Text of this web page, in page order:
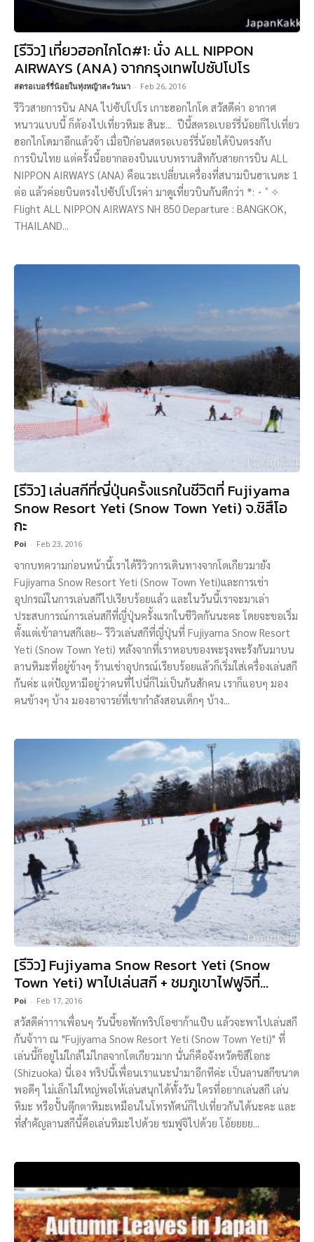
[รีวิว] เที่ยวฮอกไกโด#1: นั่ง ALL NIPPON
AIRWAYS (ANA) จากกรุงเทพไปซัปโปโร
สตรอเบอร์รี่น้อยในทุ่งหญ้าสะวันนา - Feb 26, 2016
รีวิวสายการบิน ANA ไปซัปโปโร เกาะฮอกไกโด สวัสดีค่า อากาศ
หนาวแบบนี้ ก็ต้องไปเที่ยวหิมะ สินะ... ปีนี้สตรอเบอร์รี่น้อยก็ไปเที่ยว
ฮอกไกโดมาอีกแล้วจ้า เมื่อปีก่อนสตรอเบอร์รี่น้อยได้บินตรงกับ
การบินไทย แต่ครั้งนี้อยากลองบินแบบทรานสิทกับสายการบิน ALL
NIPPON AIRWAYS (ANA) คือแวะเปลี่ยนเครื่องที่สนามบินฮาเนดะ 1
ต่อ แล้วค่อยบินตรงไปซัปโปโรค่า มาดูเที่ยวบินกันดีกว่า *:・ﾟ✧
Flight ALL NIPPON AIRWAYS NH 850 Departure : BANGKOK,
THAILAND...
[รีวิว] เล่นสกีที่ญี่ปุ่นครั้งแรกในชีวิตที่ Fujiyama
Snow Resort Yeti (Snow Town Yeti) จ.ชิสึโอ
กะ
Poi - Feb 23, 2016
จากบทความก่อนหน้านี้เราได้รีวิวการเดินทางจากโตเกียวมายัง
Fujiyama Snow Resort Yeti (Snow Town Yeti)และการเช่า
อุปกรณ์ในการเล่นสกีไปเรียบร้อยแล้ว และในวันนี้เราจะมาเล่า
ประสบการณ์การเล่นสกีที่ญี่ปุ่นครั้งแรกในชีวิตกันนะคะ โดยจะขอเริ่ม
ตั้งแต่เข้าลานสกีเลย~ รีวิวเล่นสกีที่ญี่ปุ่นที่ Fujiyama Snow Resort
Yeti (Snow Town Yeti) หลังจากที่เราหอบของพะรุงพะรังกันมาบน
ลานหิมะที่อยู่ข้างๆ ร้านเช่าอุปกรณ์เรียบร้อยแล้วก็เริ่มใส่เครื่องเล่นสกี
กันค่ะ แต่ปัญหามีอยู่ว่าคนที่ไปนี่ก็ไม่เป็นกันสักคน เราก็แอบๆ มอง
คนข้างๆ บ้าง มองอาจารย์ที่เขากำลังสอนเด็กๆ บ้าง...
[รีวิว] Fujiyama Snow Resort Yeti (Snow
Town Yeti) พาไปเล่นสกี + ชมภูเขาไฟฟูจิที่...
Poi - Feb 17, 2016
สวัสดีค่าาาาเพื่อนๆ วันนี้ขอพักทริปโอซาก้าแป๊บ แล้วจะพาไปเล่นสกี
กันจ้าาา ณ "Fujiyama Snow Resort Yeti (Snow Town Yeti)" ที่
เล่นนี้ก็อยู่ไม่ใกล้ไม่ไกลจากโตเกียวมาก นั่นก็คือจังหวัดชิสึโอกะ
(Shizuoka) นี่เอง ทริปนี้เพื่อนเราแนะนำมาอีกทีค่ะ เป็นลานสกีขนาด
พอดีๆ ไม่เล็กไม่ใหญ่พอให้เล่นสนุกได้ทั้งวัน ใครที่อยากเล่นสกี เล่น
หิมะ หรือปั้นตุ๊กตาหิมะเหมือนในโทรทัศน์ก็ไปเที่ยวกันได้นะคะ และ
ที่สำคัญลานสกีนี้คือเล่นหิมะไปด้วย ชมฟูจิไปด้วย โอ้ยยยย...